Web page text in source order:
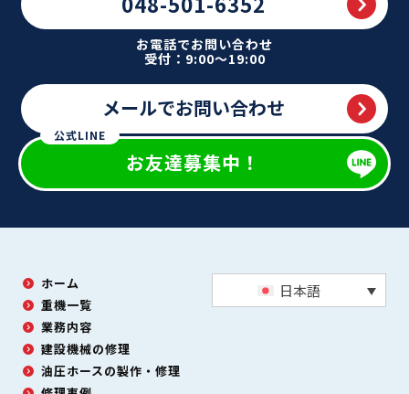
お電話でお問い合わせ
受付：9:00～19:00
メールでお問い合わせ
公式LINE
お友達募集中！
ホーム
重機一覧
業務内容
建設機械の修理
油圧ホースの製作・修理
日本語